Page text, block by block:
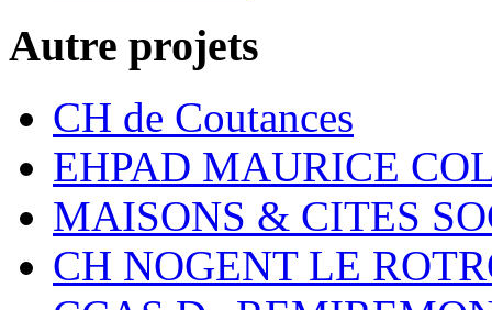
Autre projets
CH de Coutances
EHPAD MAURICE
MAISONS & CITES
CH NOGENT LE